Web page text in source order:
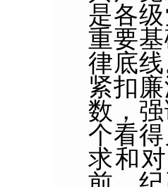
是各
重要
律底
紧扣
数，
个看
求和